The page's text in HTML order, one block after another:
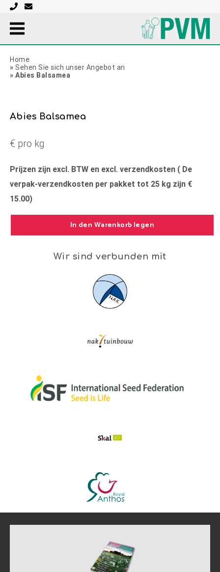
Home
» Sehen Sie sich unser Angebot an
» Abies Balsamea
Abies Balsamea
€ pro kg
Prijzen zijn excl. BTW en excl. verzendkosten ( De
verpak-verzendkosten per pakket tot 25 kg zijn €
15.00)
In den Warenkorb legen
Wir sind verbunden mit